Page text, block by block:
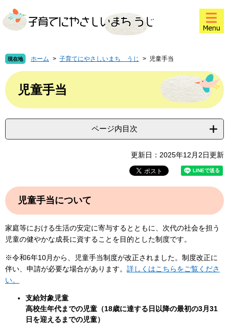
ー
ジ
す
。
ニ
ュ
し
て
へ
現在地 ホーム > 子育てにやさしいまち うじ > 児童手当
本
文
児童手当
ページ内目次
更新日：2025年12月2日更新
児童手当について
家庭等における生活の安定に寄与するとともに、次代の社会を担う
児童の健やかな成長に資することを目的とした制度です。
※令和6年10月から、児童手当制度が改正されました。制度改正に
伴い、申請が必要な場合があります。​ 詳しくはこちらをご覧くださ
い。
支給対象児童
​高校生年代までの児童（18歳に達する日以降の最初の3月31
日を迎えるまでの児童）